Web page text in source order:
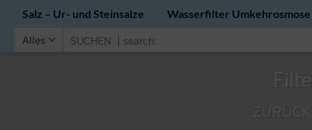
Salz – Ur- und Steinsalze Wasserfilter Umkehrosmose
nach: